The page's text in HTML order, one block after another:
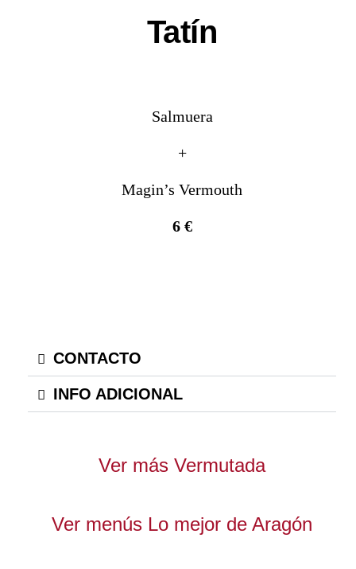
Tatín
Salmuera
+
Magin’s Vermouth
6 €
CONTACTO
INFO ADICIONAL
Ver más Vermutada
Ver menús Lo mejor de Aragón